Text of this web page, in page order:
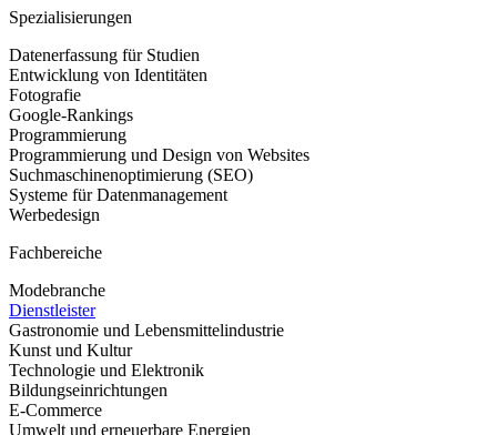
Spezialisierungen
Datenerfassung für Studien
Entwicklung von Identitäten
Fotografie
Google-Rankings
Programmierung
Programmierung und Design von Websites
Suchmaschinenoptimierung (SEO)
Systeme für Datenmanagement
Werbedesign
Fachbereiche
Modebranche
Dienstleister
Gastronomie und Lebensmittelindustrie
Kunst und Kultur
Technologie und Elektronik
Bildungseinrichtungen
E-Commerce
Umwelt und erneuerbare Energien